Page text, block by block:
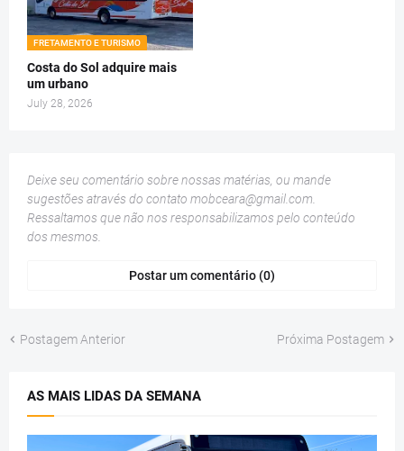
FRETAMENTO E TURISMO
Costa do Sol adquire mais
um urbano
July 28, 2026
Deixe seu comentário sobre nossas matérias, ou mande
sugestões através do contato mobceara@gmail.com
Ressaltamos que não nos responsabilizamos pelo conteúdo
dos mesmos.
Postar um comentário (0)
Postagem Anterior Próxima Postagem
AS MAIS LIDAS DA SEMANA